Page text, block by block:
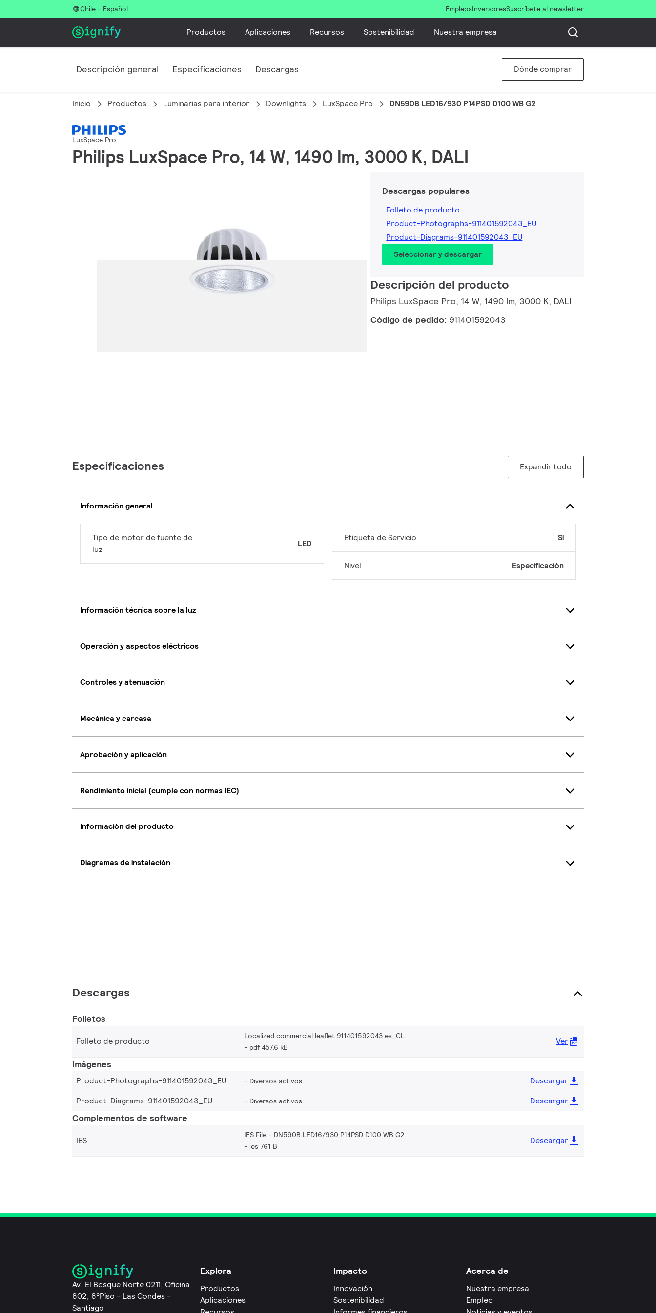
Chile - Español EmpleosInversoresSuscríbete al newsletter
Productos Aplicaciones Recursos Sostenibilidad Nuestra empresa
Descripción general Especificaciones Descargas Dónde comprar
Inicio Productos Luminarias para interior Downlights LuxSpace Pro DN590B LED16/930 P14PSD D100 WB G2
LuxSpace Pro
Philips LuxSpace Pro, 14 W, 1490 lm, 3000 K, DALI
Descargas populares
Folleto de producto
Product-Photographs-911401592043_EU
Product-Diagrams-911401592043_EU
Seleccionar y descargar
Descripción del producto
Philips LuxSpace Pro, 14 W, 1490 lm, 3000 K, DALI
Código de pedido: 911401592043
Especificaciones Expandir todo
Información general
Tipo de motor de fuente de
luz
LED
Etiqueta de Servicio Sí
Nivel Especificación
Información técnica sobre la luz
Operación y aspectos eléctricos
Controles y atenuación
Mecánica y carcasa
Aprobación y aplicación
Rendimiento inicial (cumple con normas IEC)
Información del producto
Diagramas de instalación
Descargas
Folletos
Folleto de producto
Localized commercial leaflet 911401592043 es_CL
pdf 457.6 kB
Ver
Imágenes
Product-Photographs-911401592043_EU Diversos activos
Descargar
Product-Diagrams-911401592043_EU
Diversos activos Descargar
Complementos de software
IES
IES File - DN590B LED16/930 P14PSD D100 WB G2
ies 761 B
Descargar
Av. El Bosque Norte 0211, Oficina
802, 8°Piso - Las Condes -
Santiago
Explora
Productos
Aplicaciones
Impacto
Innovación
Sostenibilidad
Acerca de
Nuestra empresa
Empleo